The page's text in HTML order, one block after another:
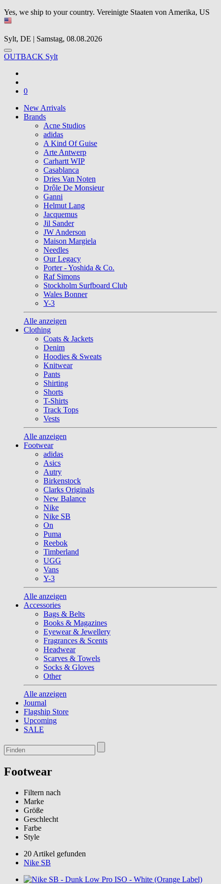
Yes, we ship to your country. Vereinigte Staaten von Amerika, US
Sylt, DE | Samstag, 08.08.2026
OUTBACK Sylt
0
New Arrivals
Brands
Acne Studios
adidas
A Kind Of Guise
Arte Antwerp
Carhartt WIP
Casablanca
Dries Van Noten
Drôle De Monsieur
Ganni
Helmut Lang
Jacquemus
Jil Sander
JW Anderson
Maison Margiela
Needles
Our Legacy
Porter - Yoshida & Co.
Raf Simons
Stockholm Surfboard Club
Wales Bonner
Y-3
Alle anzeigen
Clothing
Coats & Jackets
Denim
Hoodies & Sweats
Knitwear
Pants
Shirting
Shorts
T-Shirts
Track Tops
Vests
Alle anzeigen
Footwear
adidas
Asics
Autry
Birkenstock
Clarks Originals
New Balance
Nike
Nike SB
On
Puma
Reebok
Timberland
UGG
Vans
Y-3
Alle anzeigen
Accessories
Bags & Belts
Books & Magazines
Eyewear & Jewellery
Fragrances & Scents
Headwear
Scarves & Towels
Socks & Gloves
Other
Alle anzeigen
Journal
Flagship Store
Upcoming
SALE
Footwear
Filtern nach
Marke
Größe
Geschlecht
Farbe
Style
20 Artikel gefunden
Nike SB